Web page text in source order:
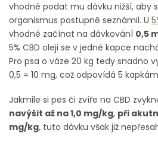
vhodné podat mu dávku nižší, aby
organismus postupně seznámil. U
vhodné začínat na dávkování 0,5
5% CBD oleji se v jedné kapce
Pro psa o váze 20 kg tedy snadno
0,5 = 10 mg, což odpovídá 5
Jakmile si pes či zvíře na CBD
navýšit až na 1,0 mg/kg, při
mg/kg, tuto dávku však již